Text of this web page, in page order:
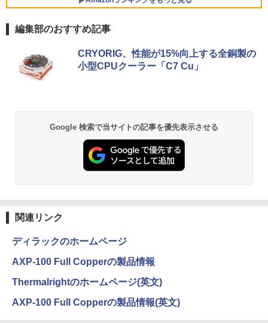
8GB SSD1TB(最大) 大容量バッテリービ
ライブ WEBカメラ テンキー windows11
搭載 NEC中古ノートパソコン 安心保証
初期設定済み VKT16X5 VRL21F7
￥27,800
レスイヤホン Bluetooth 5.4 ノイズキャンセ
編集部のおすすめ記事
CRYORIG、性能が15%向上する全銅製の
小型CPUクーラー「C7 Cu」
Google 検索で当サイトの記事を優先表示させる
関連リンク
ディラックのホームページ
AXP-100 Full Copperの製品情報
Thermalrightのホームページ(英文)
AXP-100 Full Copperの製品情報(英文)